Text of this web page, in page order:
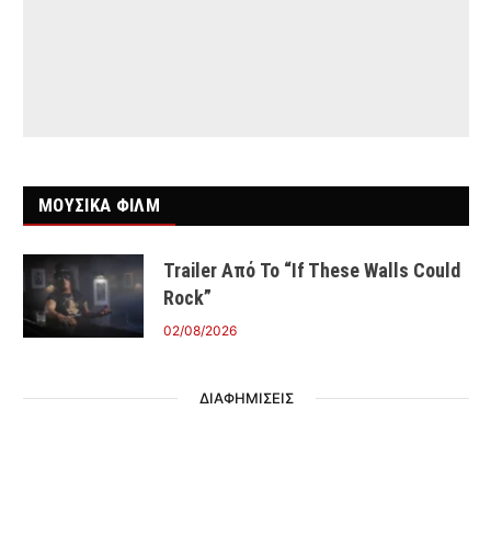
ΜΟΥΣΙΚΑ ΦΙΛΜ
Trailer Από Το “If These Walls Could
Rock”
02/08/2026
ΔΙΑΦΗΜΙΣΕΙΣ